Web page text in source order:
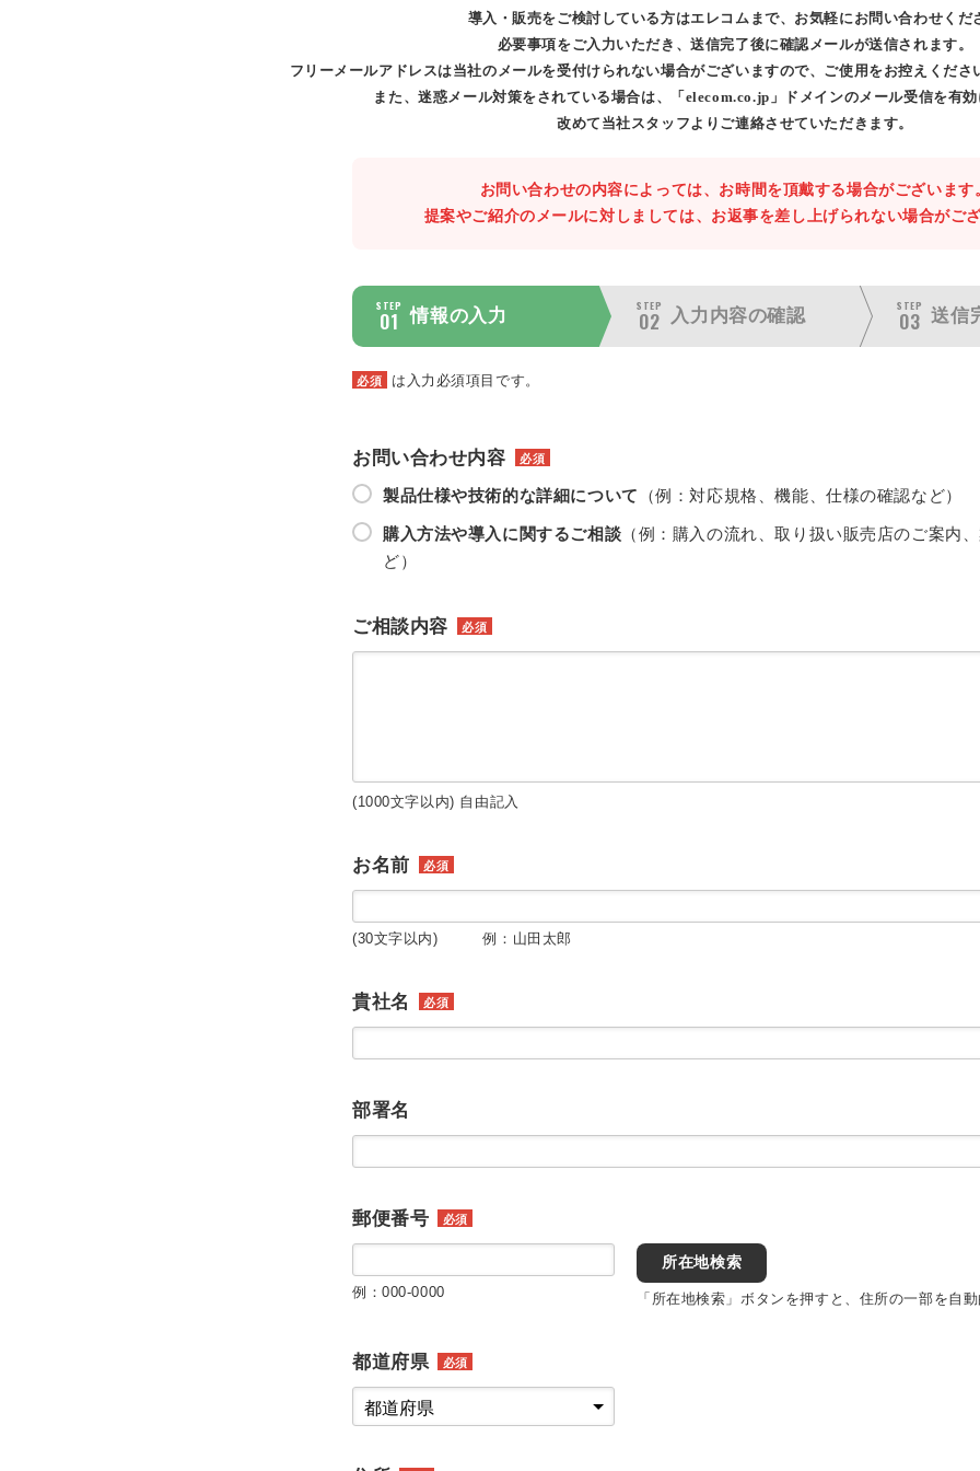
導入・販売をご検討している方はエレコムまで、お気軽にお問い合わせくだ
必要事項をご入力いただき、送信完了後に確認メールが送信されます。
フリーメールアドレスは当社のメールを受付けられない場合がございますので、ご使用をお控えくださ
また、迷惑メール対策をされている場合は、「elecom.co.jp」ドメインのメール受信を有効
改めて当社スタッフよりご連絡させていただきます。
お問い合わせの内容によっては、お時間を頂戴する場合がございます
提案やご紹介のメールに対しましては、お返事を差し上げられない場合がござ
STEP
01 情報の入力
STEP
02 入力内容の確認
STEP
03 送信
必須 は入力必須項目です。
お問い合わせ内容 必須
製品仕様や技術的な詳細について （例：対応規格、機能、仕様の確認など）
購入方法や導入に関するご相談 （例：購入の流れ、取り扱い販売店のご案内
ど）
ご相談内容 必須
(1000文字以内) 自由記入
お名前 必須
(30文字以内) 例：山田太郎
貴社名 必須
部署名
郵便番号 必須
例：000-0000
所在地検索
「所在地検索」ボタンを押すと、住所の一部を自動
都道府県 必須